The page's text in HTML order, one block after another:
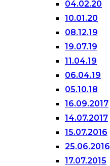
04.02.20
10.01.20
08.12.19
19.07.19
11.04.19
06.04.19
05.10.18
16.09.2017
14.07.2017
15.07.2016
25.06.2016
17.07.2015